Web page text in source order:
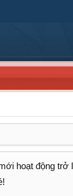
hoạt động trở